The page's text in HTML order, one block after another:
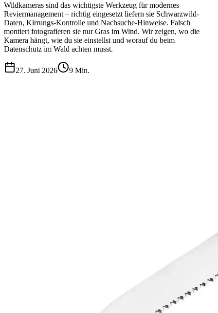
Wildkameras sind das wichtigste Werkzeug für modernes
Reviermanagement – richtig eingesetzt liefern sie Schwarzwild-
Daten, Kirrungs-Kontrolle und Nachsuche-Hinweise. Falsch
montiert fotografieren sie nur Gras im Wind. Wir zeigen, wo die
Kamera hängt, wie du sie einstellst und worauf du beim
Datenschutz im Wald achten musst.
27. Juni 2026 9 Min.